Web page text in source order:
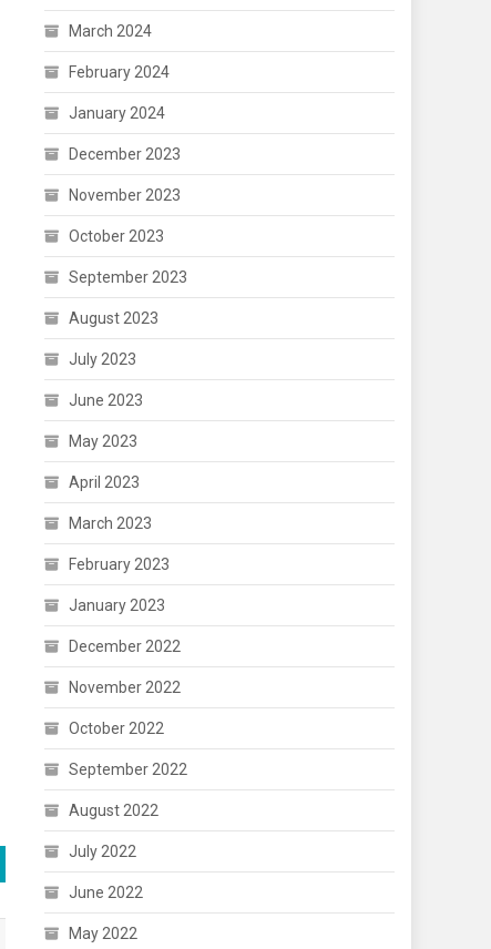
March 2024
February 2024
January 2024
December 2023
November 2023
October 2023
September 2023
August 2023
July 2023
June 2023
May 2023
April 2023
March 2023
February 2023
January 2023
December 2022
November 2022
October 2022
September 2022
August 2022
July 2022
June 2022
May 2022